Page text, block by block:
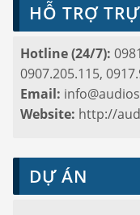
HỖ TRỢ
Hotline (24/7):
0907.205.115,
Email:
Website: http://
DỰ ÁN